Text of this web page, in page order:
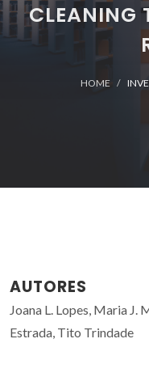
CLEANING
HOME
AUTORES
Joana L. Lopes, Maria J.
Estrada, Tito Trindade